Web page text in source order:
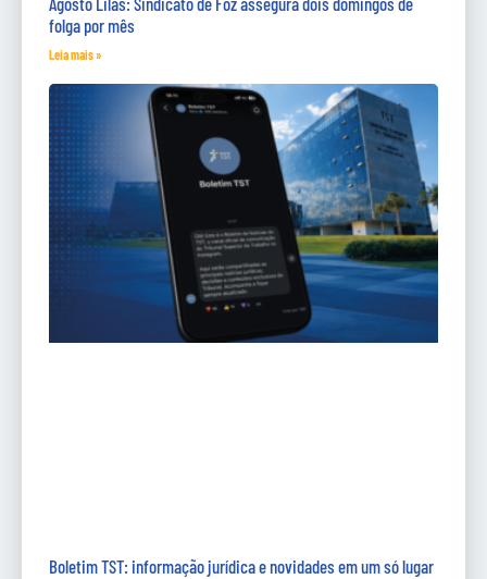
folga por mês
Leia mais »
Boletim TST: informação jurídica e novidades em um só lugar